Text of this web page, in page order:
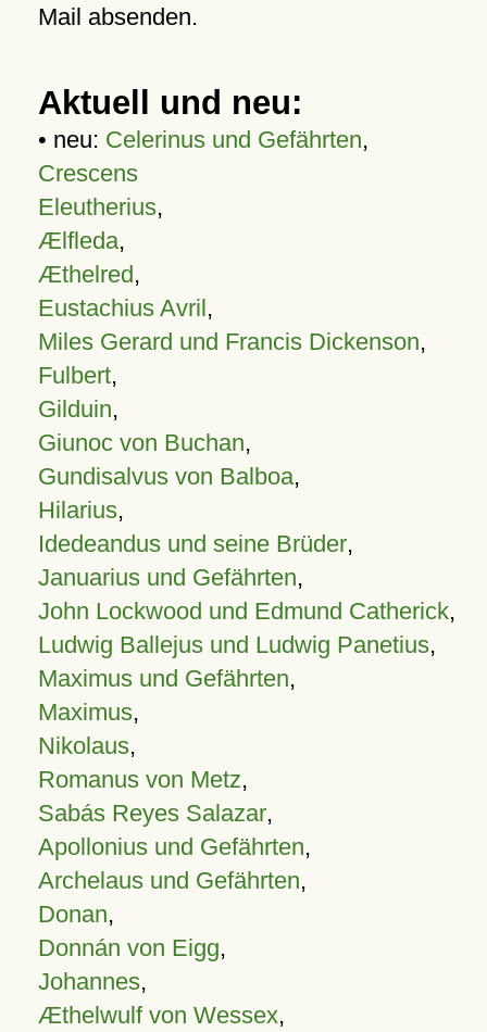
Mail absenden.
Aktuell und neu:
• neu: Celerinus und Gefährten,
Crescens
Eleutherius,
Ælfleda,
Æthelred,
Eustachius Avril,
Miles Gerard und Francis Dickenson,
Fulbert,
Gilduin,
Giunoc von Buchan,
Gundisalvus von Balboa,
Hilarius,
Idedeandus und seine Brüder,
Januarius und Gefährten,
John Lockwood und Edmund Catherick,
Ludwig Ballejus und Ludwig Panetius,
Maximus und Gefährten,
Maximus,
Nikolaus,
Romanus von Metz,
Sabás Reyes Salazar,
Apollonius und Gefährten,
Archelaus und Gefährten,
Donan,
Donnán von Eigg,
Johannes,
Æthelwulf von Wessex,